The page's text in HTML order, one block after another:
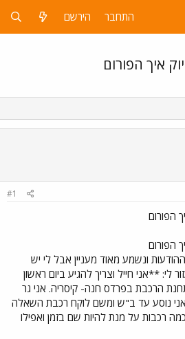
התחבר הירשם
איך הפורום
#1
הפורום
הפורום
ונשמע מאוד מעניין אבל לי יש
לי: **אני חייל וצריך להגיע ביום ראשון
בדיוק) לתחנת הרכבת בפרדס חנה- קיסריה. אני גר
אני נוסע עד ב"ש ומשם לוקח רכבת השאלה
רכבות על מנת להיות שם בזמן ואפילו